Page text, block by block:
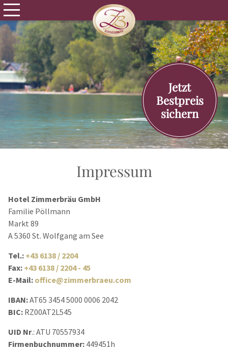
Jetzt
Bestpreis
sichern
Impressum
Hotel Zimmerbräu GmbH
Familie Pöllmann
Markt 89
A 5360 St. Wolfgang am See
Tel.: +43 6138 / 2204
Fax: +43 6138 / 2204 - 45
E-Mail: office@zimmerbraeu.com
IBAN:AT65 3454 5000 0006 2042
BIC: RZ00AT2L545
UID Nr.: ATU 70557934
Firmenbuchnummer: 449451h